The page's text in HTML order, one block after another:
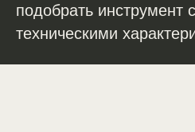
подобрать инструмент
техническими